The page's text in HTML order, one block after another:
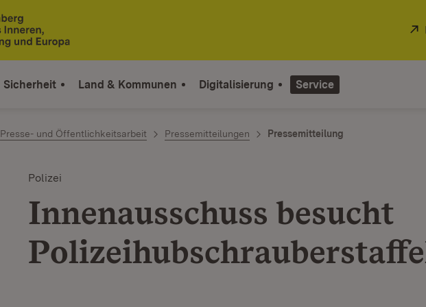
Sicherheit Land & Kommunen Digitalisierung Service
Presse- und Öffentlichkeitsarbeit Pressemitteilungen Pressemitteilung
Polizei
Innenausschuss besucht